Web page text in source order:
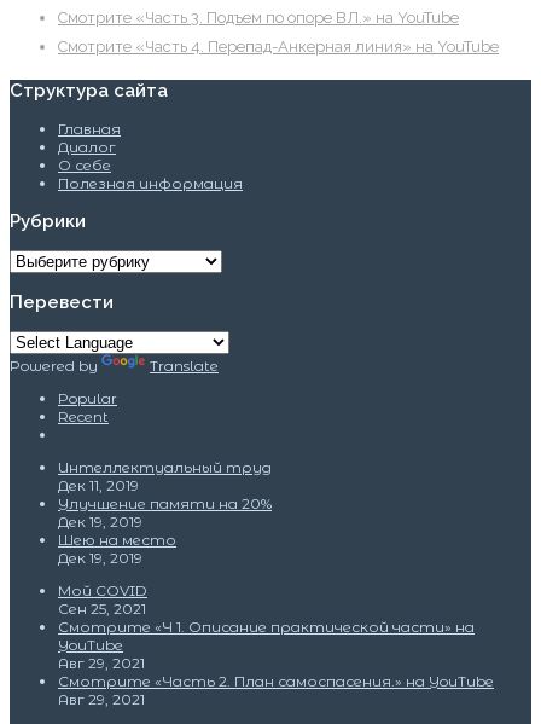
Смотрите «Часть 3. Подъем по опоре ВЛ.» на YouTube
Смотрите «Часть 4. Перепад-Анкерная линия» на YouTube
Структура сайта
Главная
Диалог
О себе
Полезная информация
Рубрики
Рубрики
Перевести
Powered by
Translate
Popular
Recent
Интеллектуальный труд
Дек 11, 2019
Улучшение памяти на 20%
Дек 19, 2019
Шею на место
Дек 19, 2019
Мой COVID
Сен 25, 2021
Смотрите «Ч 1. Описание практической части» на
YouTube
Авг 29, 2021
Смотрите «Часть 2. План самоспасения.» на YouTube
Авг 29, 2021